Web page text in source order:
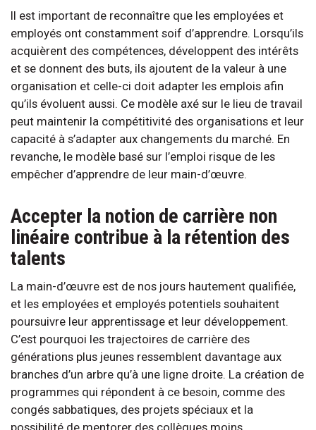
Il est important de reconnaître que les employées et
employés ont constamment soif d’apprendre. Lorsqu’ils
acquièrent des compétences, développent des intérêts
et se donnent des buts, ils ajoutent de la valeur à une
organisation et celle-ci doit adapter les emplois afin
qu’ils évoluent aussi. Ce modèle axé sur le lieu de travail
peut maintenir la compétitivité des organisations et leur
capacité à s’adapter aux changements du marché. En
revanche, le modèle basé sur l’emploi risque de les
empêcher d’apprendre de leur main-d’œuvre.
Accepter la notion de carrière non
linéaire contribue à la rétention des
talents
La main-d’œuvre est de nos jours hautement qualifiée,
et les employées et employés potentiels souhaitent
poursuivre leur apprentissage et leur développement.
C’est pourquoi les trajectoires de carrière des
générations plus jeunes ressemblent davantage aux
branches d’un arbre qu’à une ligne droite. La création de
programmes qui répondent à ce besoin, comme des
congés sabbatiques, des projets spéciaux et la
possibilité de mentorer des collègues moins